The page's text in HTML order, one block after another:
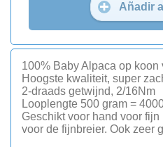
Añadir
100% Baby Alpaca op koon
Hoogste kwaliteit, super
2-draads getwijnd, 2/16Nm
Looplengte 500 gram =
Geschikt voor hand voor
voor de fijnbreier. Ook zeer